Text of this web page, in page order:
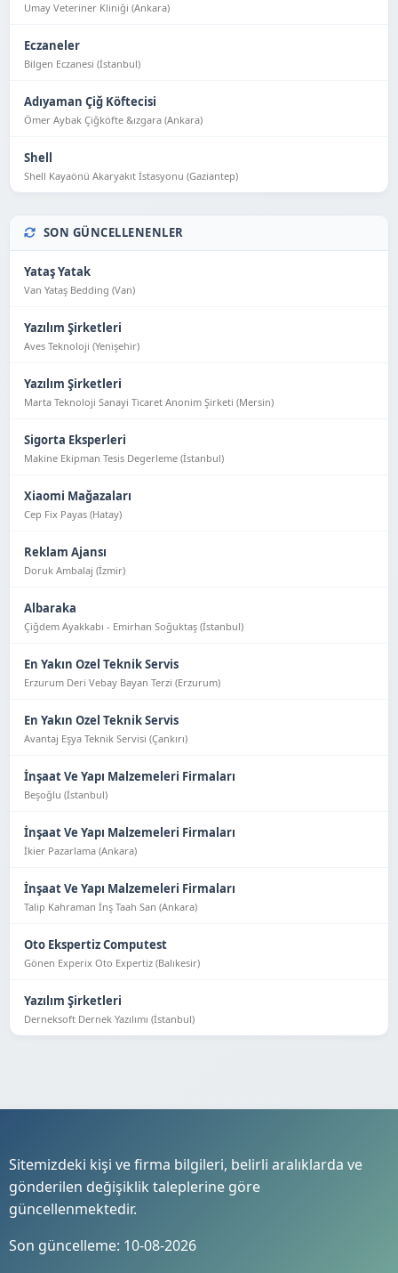
Umay Veteriner Kliniği (Ankara)
Eczaneler
Bilgen Eczanesi (İstanbul)
Adıyaman Çiğ Köftecisi
Ömer Aybak Çiğköfte &ızgara (Ankara)
Shell
Shell Kayaönü Akaryakıt İstasyonu (Gaziantep)
SON GÜNCELLENENLER
Yataş Yatak
Van Yataş Bedding (Van)
Yazılım Şirketleri
Aves Teknoloji (Yeni̇şehi̇r)
Yazılım Şirketleri
Marta Teknoloji Sanayi Ticaret Anonim Şirketi (Mersin)
Sigorta Eksperleri
Makine Ekipman Tesis Degerleme (İstanbul)
Xiaomi Mağazaları
Cep Fix Payas (Hatay)
Reklam Ajansı
Doruk Ambalaj (İzmir)
Albaraka
Çiğdem Ayakkabı - Emirhan Soğuktaş (İstanbul)
En Yakın Ozel Teknik Servis
Erzurum Deri Vebay Bayan Terzi (Erzurum)
En Yakın Ozel Teknik Servis
Avantaj Eşya Tekni̇k Servi̇si̇ (Çankırı)
İnşaat Ve Yapı Malzemeleri Firmaları
Beşoğlu (İstanbul)
İnşaat Ve Yapı Malzemeleri Firmaları
İkier Pazarlama (Ankara)
İnşaat Ve Yapı Malzemeleri Firmaları
Talip Kahraman İnş Taah San (Ankara)
Oto Ekspertiz Computest
Gönen Experix Oto Expertiz (Balıkesir)
Yazılım Şirketleri
Derneksoft Dernek Yazılımı (İstanbul)
Sitemizdeki kişi ve firma bilgileri, belirli aralıklarda ve
gönderilen değişiklik taleplerine göre
güncellenmektedir.
Son güncelleme: 10-08-2026